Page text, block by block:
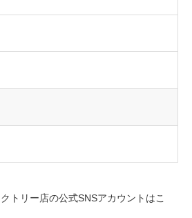
トリー店の公式SNSアカウントはこ